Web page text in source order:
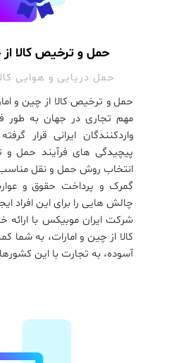
حمل و ترخیص کالا
حمل دریایی و هوایی
حمل و ترخیص کالا از چین و
مهم تجاری در جهان به طور
واردکنندگان ایرانی قرار
پیچیدگی های فرآیند حمل و
انتخاب روش حمل و نقل
گمرک و پرداخت حقوق و
چالش هایی را برای این افراد
شرکت ایران موبیکس با
کالا از چین و امارات، به شما
آسوده، به تجارت با این کشورها